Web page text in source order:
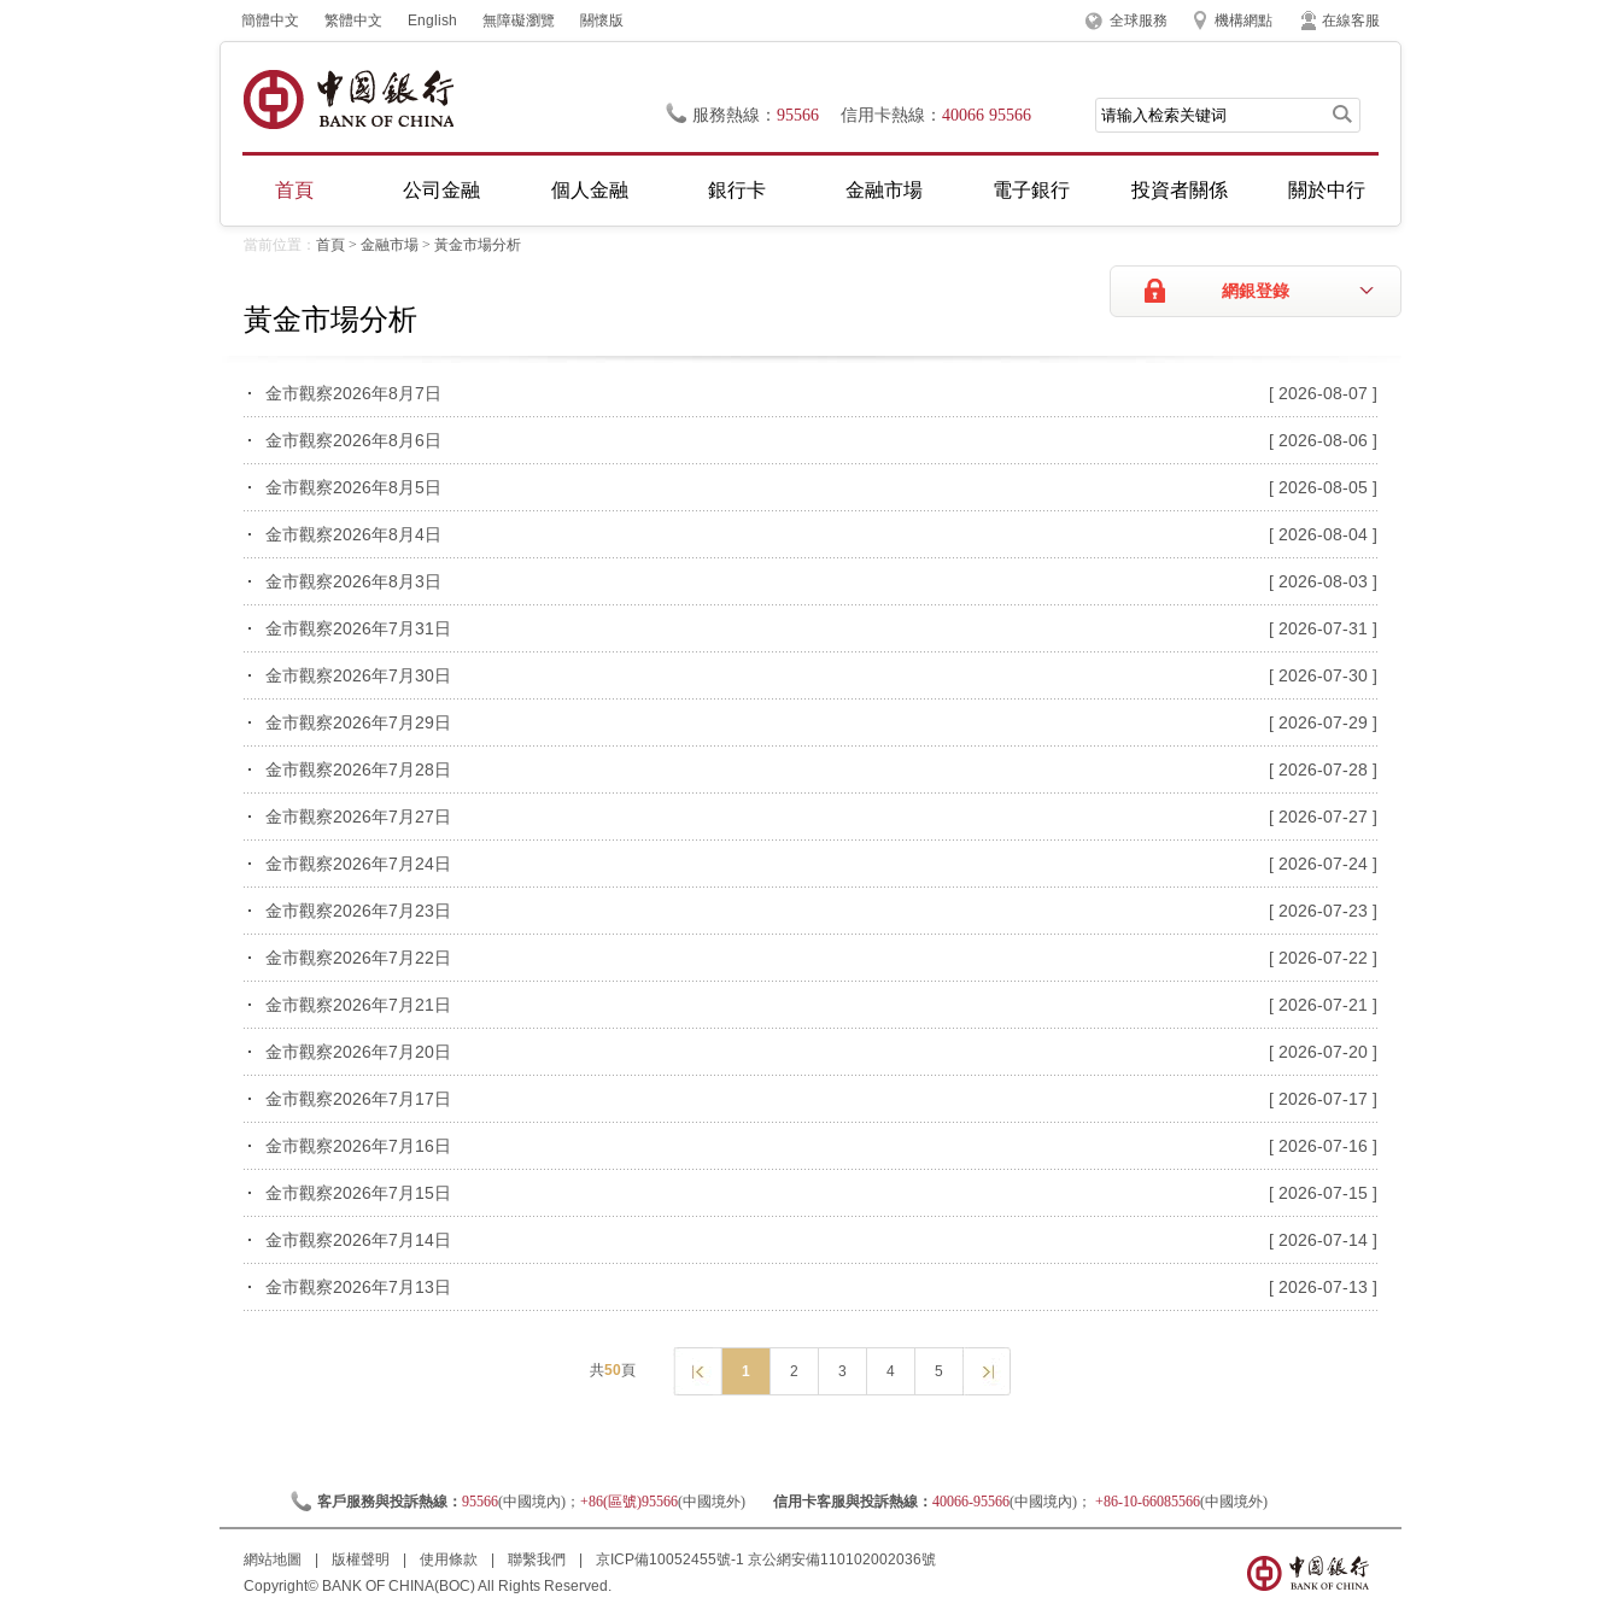
簡體中文 繁體中文 English 無障礙瀏覽 關懷版 全球服務 機構網點 在線客服
服務熱線： 95566 信用卡熱線： 40066 95566
首頁 公司金融 個人金融 銀行卡 金融市場 電子銀行 投資者關係 關於中行
當前位置： 首頁 > 金融市場 > 黃金市場分析
黃金市場分析
網銀登錄
金市觀察2026年8月7日 [ 2026-08-07 ]
金市觀察2026年8月6日 [ 2026-08-06 ]
金市觀察2026年8月5日 [ 2026-08-05 ]
金市觀察2026年8月4日 [ 2026-08-04 ]
金市觀察2026年8月3日 [ 2026-08-03 ]
金市觀察2026年7月31日 [ 2026-07-31 ]
金市觀察2026年7月30日 [ 2026-07-30 ]
金市觀察2026年7月29日 [ 2026-07-29 ]
金市觀察2026年7月28日 [ 2026-07-28 ]
金市觀察2026年7月27日 [ 2026-07-27 ]
金市觀察2026年7月24日 [ 2026-07-24 ]
金市觀察2026年7月23日 [ 2026-07-23 ]
金市觀察2026年7月22日 [ 2026-07-22 ]
金市觀察2026年7月21日 [ 2026-07-21 ]
金市觀察2026年7月20日 [ 2026-07-20 ]
金市觀察2026年7月17日 [ 2026-07-17 ]
金市觀察2026年7月16日 [ 2026-07-16 ]
金市觀察2026年7月15日 [ 2026-07-15 ]
金市觀察2026年7月14日 [ 2026-07-14 ]
金市觀察2026年7月13日 [ 2026-07-13 ]
共50頁 1 2 3 4 5
客戶服務與投訴熱線： 95566(中國境內)； +86(區號)95566(中國境外) 信用卡客服與投訴熱線： 40066-95566(中國境內)； +86-10-66085566(中國境外)
網站地圖 版權聲明 使用條款 聯繫我們 京ICP備10052455號-1 京公網安備110102002036號
Copyright© BANK OF CHINA(BOC) All Rights Reserved.